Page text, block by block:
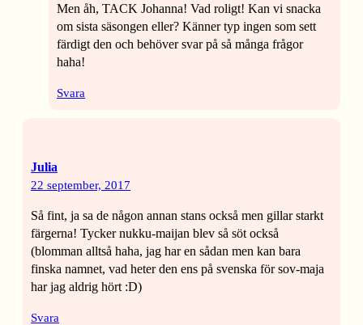
Men åh, TACK Johanna! Vad roligt! Kan vi snacka
om sista säsongen eller? Känner typ ingen som sett
färdigt den och behöver svar på så många frågor
haha!
Svara
Julia
22 september, 2017
Så fint, ja sa de någon annan stans också men gillar starkt
färgerna! Tycker nukku-maijan blev så söt också
(blomman alltså haha, jag har en sådan men kan bara
finska namnet, vad heter den ens på svenska för sov-maja
har jag aldrig hört :D)
Svara